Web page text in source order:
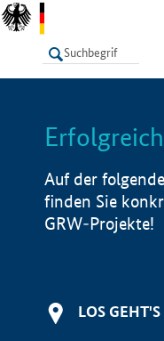
LISTE
Auf der
finden Sie
GRW-Projekte!
LOS GEHT'S